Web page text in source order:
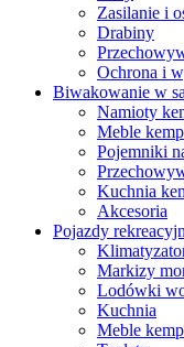
Zasilanie i
Drabiny
Ochrona i
Biwakowanie w
Namioty
Meble
Pojemniki
Kuchnia
Akcesoria
Pojazdy
Markizy
Lodówki
Kuchnia
Meble